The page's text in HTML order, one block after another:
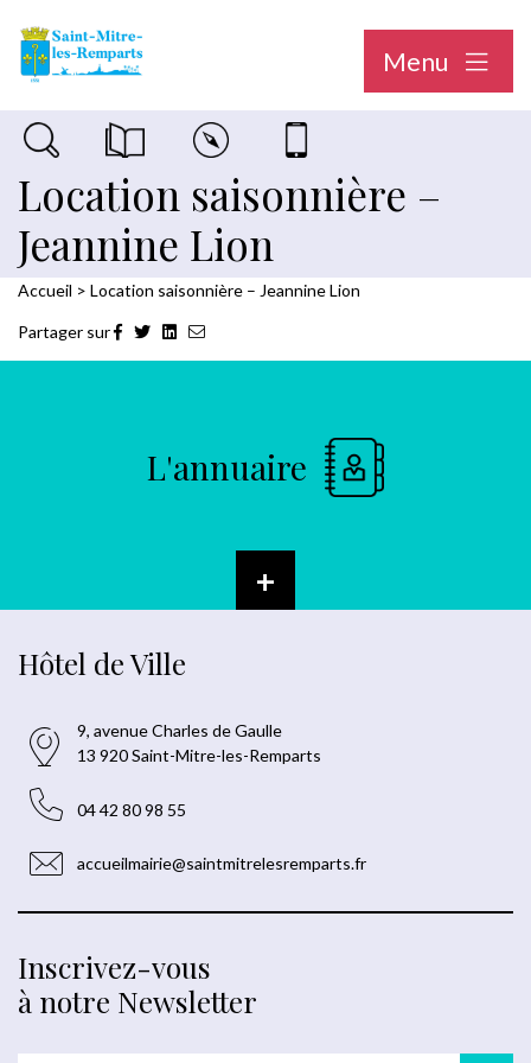
Menu
Recherche sur le siteMagazine municipal "Le Saint-Mitréen"
Carte interactiveNous contacter
Location saisonnière –
Jeannine Lion
Accueil > Location saisonnière – Jeannine Lion
Partager sur
L'annuaire
+
Hôtel de Ville
9, avenue Charles de Gaulle
13 920 Saint-Mitre-les-Remparts
04 42 80 98 55
accueilmairie@saintmitrelesremparts.fr
Inscrivez-vous
à notre Newsletter